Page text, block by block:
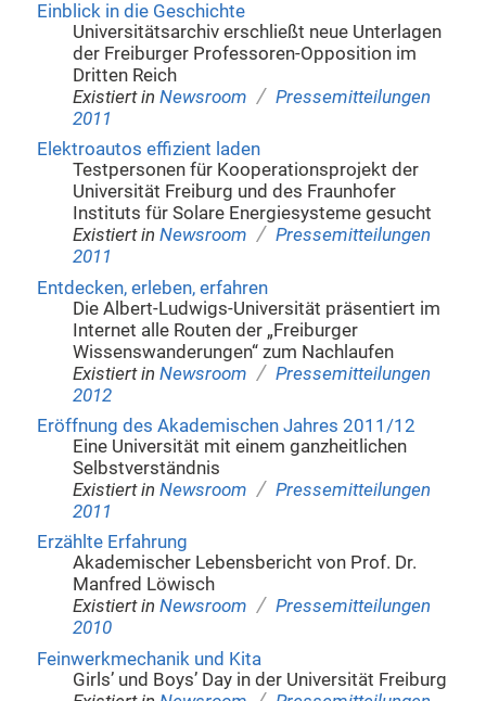
Einblick in die Geschichte
Universitätsarchiv erschließt neue Unterlagen
der Freiburger Professoren-Opposition im
Dritten Reich
Existiert in Newsroom / Pressemitteilungen
2011
Elektroautos effizient laden
Testpersonen für Kooperationsprojekt der
Universität Freiburg und des Fraunhofer
Instituts für Solare Energiesysteme gesucht
Existiert in Newsroom / Pressemitteilungen
2011
Entdecken, erleben, erfahren
Die Albert-Ludwigs-Universität präsentiert im
Internet alle Routen der „Freiburger
Wissenswanderungen“ zum Nachlaufen
Existiert in Newsroom / Pressemitteilungen
2012
Eröffnung des Akademischen Jahres 2011/12
Eine Universität mit einem ganzheitlichen
Selbstverständnis
Existiert in Newsroom / Pressemitteilungen
2011
Erzählte Erfahrung
Akademischer Lebensbericht von Prof. Dr.
Manfred Löwisch
Existiert in Newsroom / Pressemitteilungen
2010
Feinwerkmechanik und Kita
Girls’ und Boys’ Day in der Universität Freiburg